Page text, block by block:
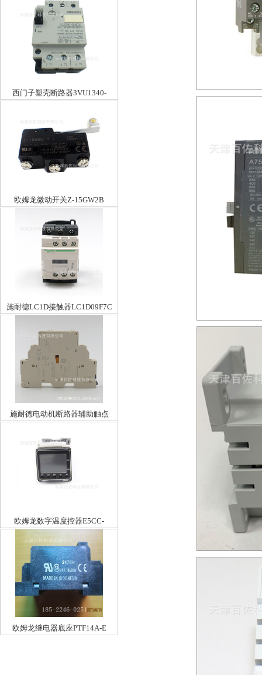
西门子塑壳断路器3VU1340-
欧姆龙微动开关Z-15GW2B
施耐德LC1D接触器LC1D09F7C
施耐德电动机断路器辅助触点
GVAN20
欧姆龙数字温度控器E5CC-
QX2ASM800
欧姆龙继电器底座PTF14A-E